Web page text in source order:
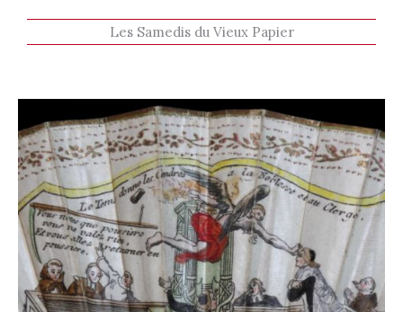
Les Samedis du Vieux Papier